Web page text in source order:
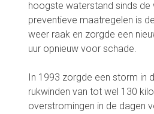
hoogste waterstand sinds
preventieve maatregelen is
weer raak en zorgde een
uur opnieuw voor schade.
In 1993 zorgde een storm
rukwinden van tot wel 130
overstromingen in de dagen